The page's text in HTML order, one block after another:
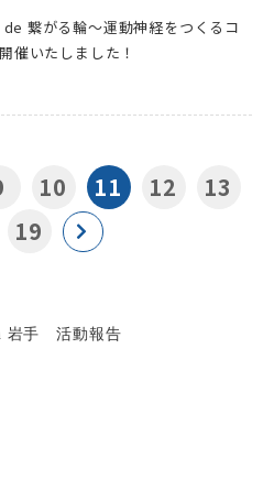
繋がる輪～運動神経をつくるコ
催いたしました！
10 11 12
13
19